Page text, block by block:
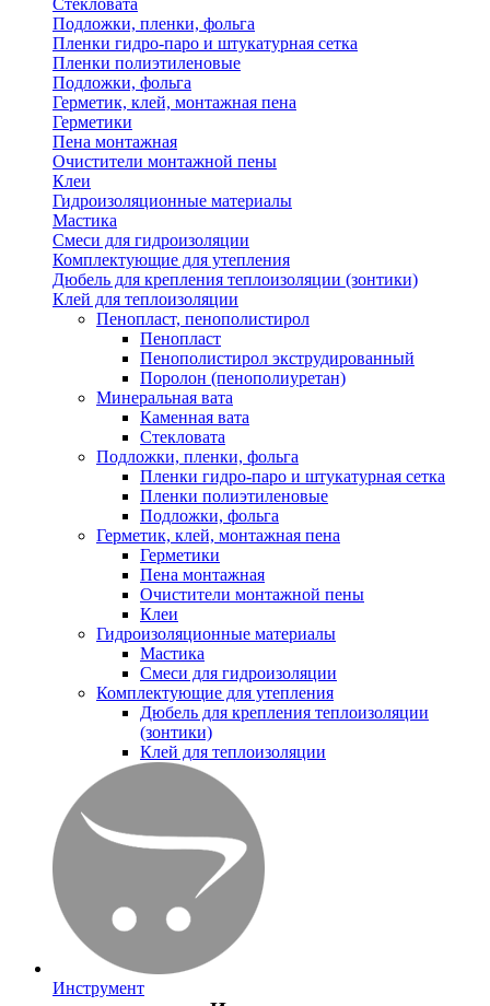
Стекловата
Подложки, пленки, фольга
Пленки гидро-паро и штукатурная сетка
Пленки полиэтиленовые
Подложки, фольга
Герметик, клей, монтажная пена
Герметики
Пена монтажная
Очистители монтажной пены
Клеи
Гидроизоляционные материалы
Мастика
Смеси для гидроизоляции
Комплектующие для утепления
Дюбель для крепления теплоизоляции (зонтики)
Клей для теплоизоляции
Пенопласт, пенополистирол
Пенопласт
Пенополистирол экструдированный
Поролон (пенополиуретан)
Минеральная вата
Каменная вата
Стекловата
Подложки, пленки, фольга
Пленки гидро-паро и штукатурная сетка
Пленки полиэтиленовые
Подложки, фольга
Герметик, клей, монтажная пена
Герметики
Пена монтажная
Очистители монтажной пены
Клеи
Гидроизоляционные материалы
Мастика
Смеси для гидроизоляции
Комплектующие для утепления
Дюбель для крепления теплоизоляции
(зонтики)
Клей для теплоизоляции
Инструмент